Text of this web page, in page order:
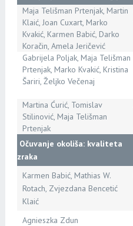
Maja Telišman Prtenjak, Martin
Klaić, Joan Cuxart, Marko
Kvakić, Karmen Babić, Darko
Koračin, Amela Jeričević
Gabrijela Poljak, Maja Telišman
Prtenjak, Marko Kvakić, Kristina
Šariri, Željko Večenaj
Martina Ćurić, Tomislav
Stilinović, Maja Telišman
Prtenjak
Očuvanje okoliša: kvaliteta
zraka
Karmen Babić, Mathias W.
Rotach, Zvjezdana Bencetić
Klaić
Agnieszka Zdun